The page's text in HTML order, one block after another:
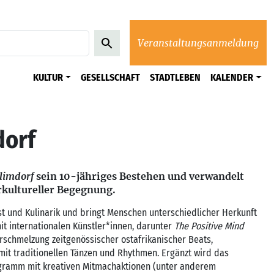
Veranstaltungsanmeldung
KULTUR GESELLSCHAFT STADTLEBEN KALENDER
sein 10-jähriges Bestehen und verwandelt
Begegnung.
und Kulinarik und bringt Menschen unterschiedlicher Herkunft
internationalen Künstler*innen, darunter The Positive Mind
zeitgenössischer ostafrikanischer Beats,
traditionellen Tänzen und Rhythmen. Ergänzt wird das
mit kreativen Mitmachaktionen (unter anderem